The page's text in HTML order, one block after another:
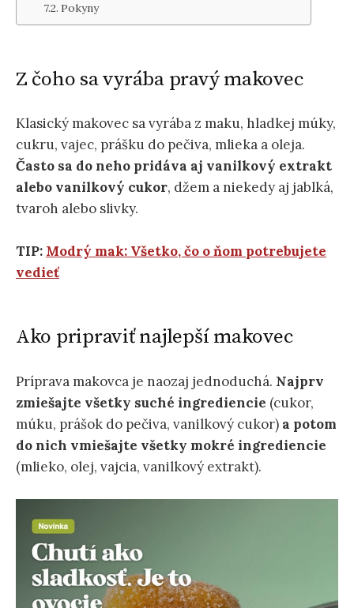
Pokyny
Z čoho sa vyrába pravý makovec
Klasický makovec sa vyrába z maku, hladkej múky,
cukru, vajec, prášku do pečiva, mlieka a oleja.
Často sa do neho pridáva aj vanilkový extrakt
alebo vanilkový cukor, džem a niekedy aj jablká,
tvaroh alebo slivky.
TIP: Modrý mak: Všetko, čo o ňom potrebujete
vedieť
Ako pripraviť najlepší makovec
Príprava makovca je naozaj jednoduchá. Najprv
zmiešajte všetky suché ingrediencie (cukor,
múku, prášok do pečiva, vanilkový cukor) a potom
do nich vmiešajte všetky mokré ingrediencie
(mlieko, olej, vajcia, vanilkový extrakt).